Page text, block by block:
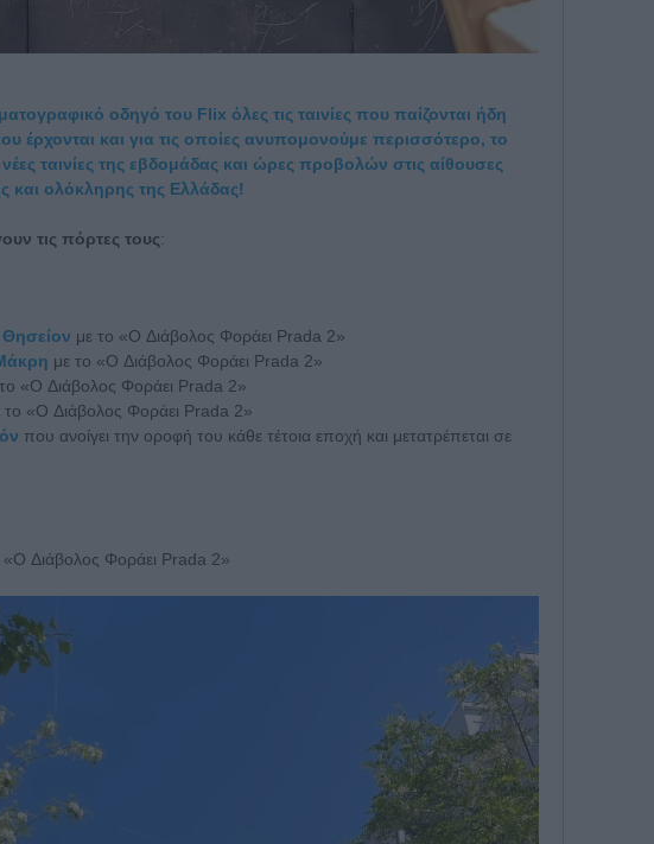
οδηγό του Flix όλες τις ταινίες που παίζονται ήδη
έρχονται και για τις οποίες ανυπομονούμε περισσότερο, το
ταινίες της εβδομάδας και ώρες προβολών στις αίθουσες
και ολόκληρης της Ελλάδας!
τις πόρτες τους:
με το «O Διάβολος Φοράει Prada 2»
με το «O Διάβολος Φοράει Prada 2»
«O Διάβολος Φοράει Prada 2»
το «O Διάβολος Φοράει Prada 2»
που ανοίγει την οροφή του κάθε τέτοια εποχή και μετατρέπεται σε
«O Διάβολος Φοράει Prada 2»